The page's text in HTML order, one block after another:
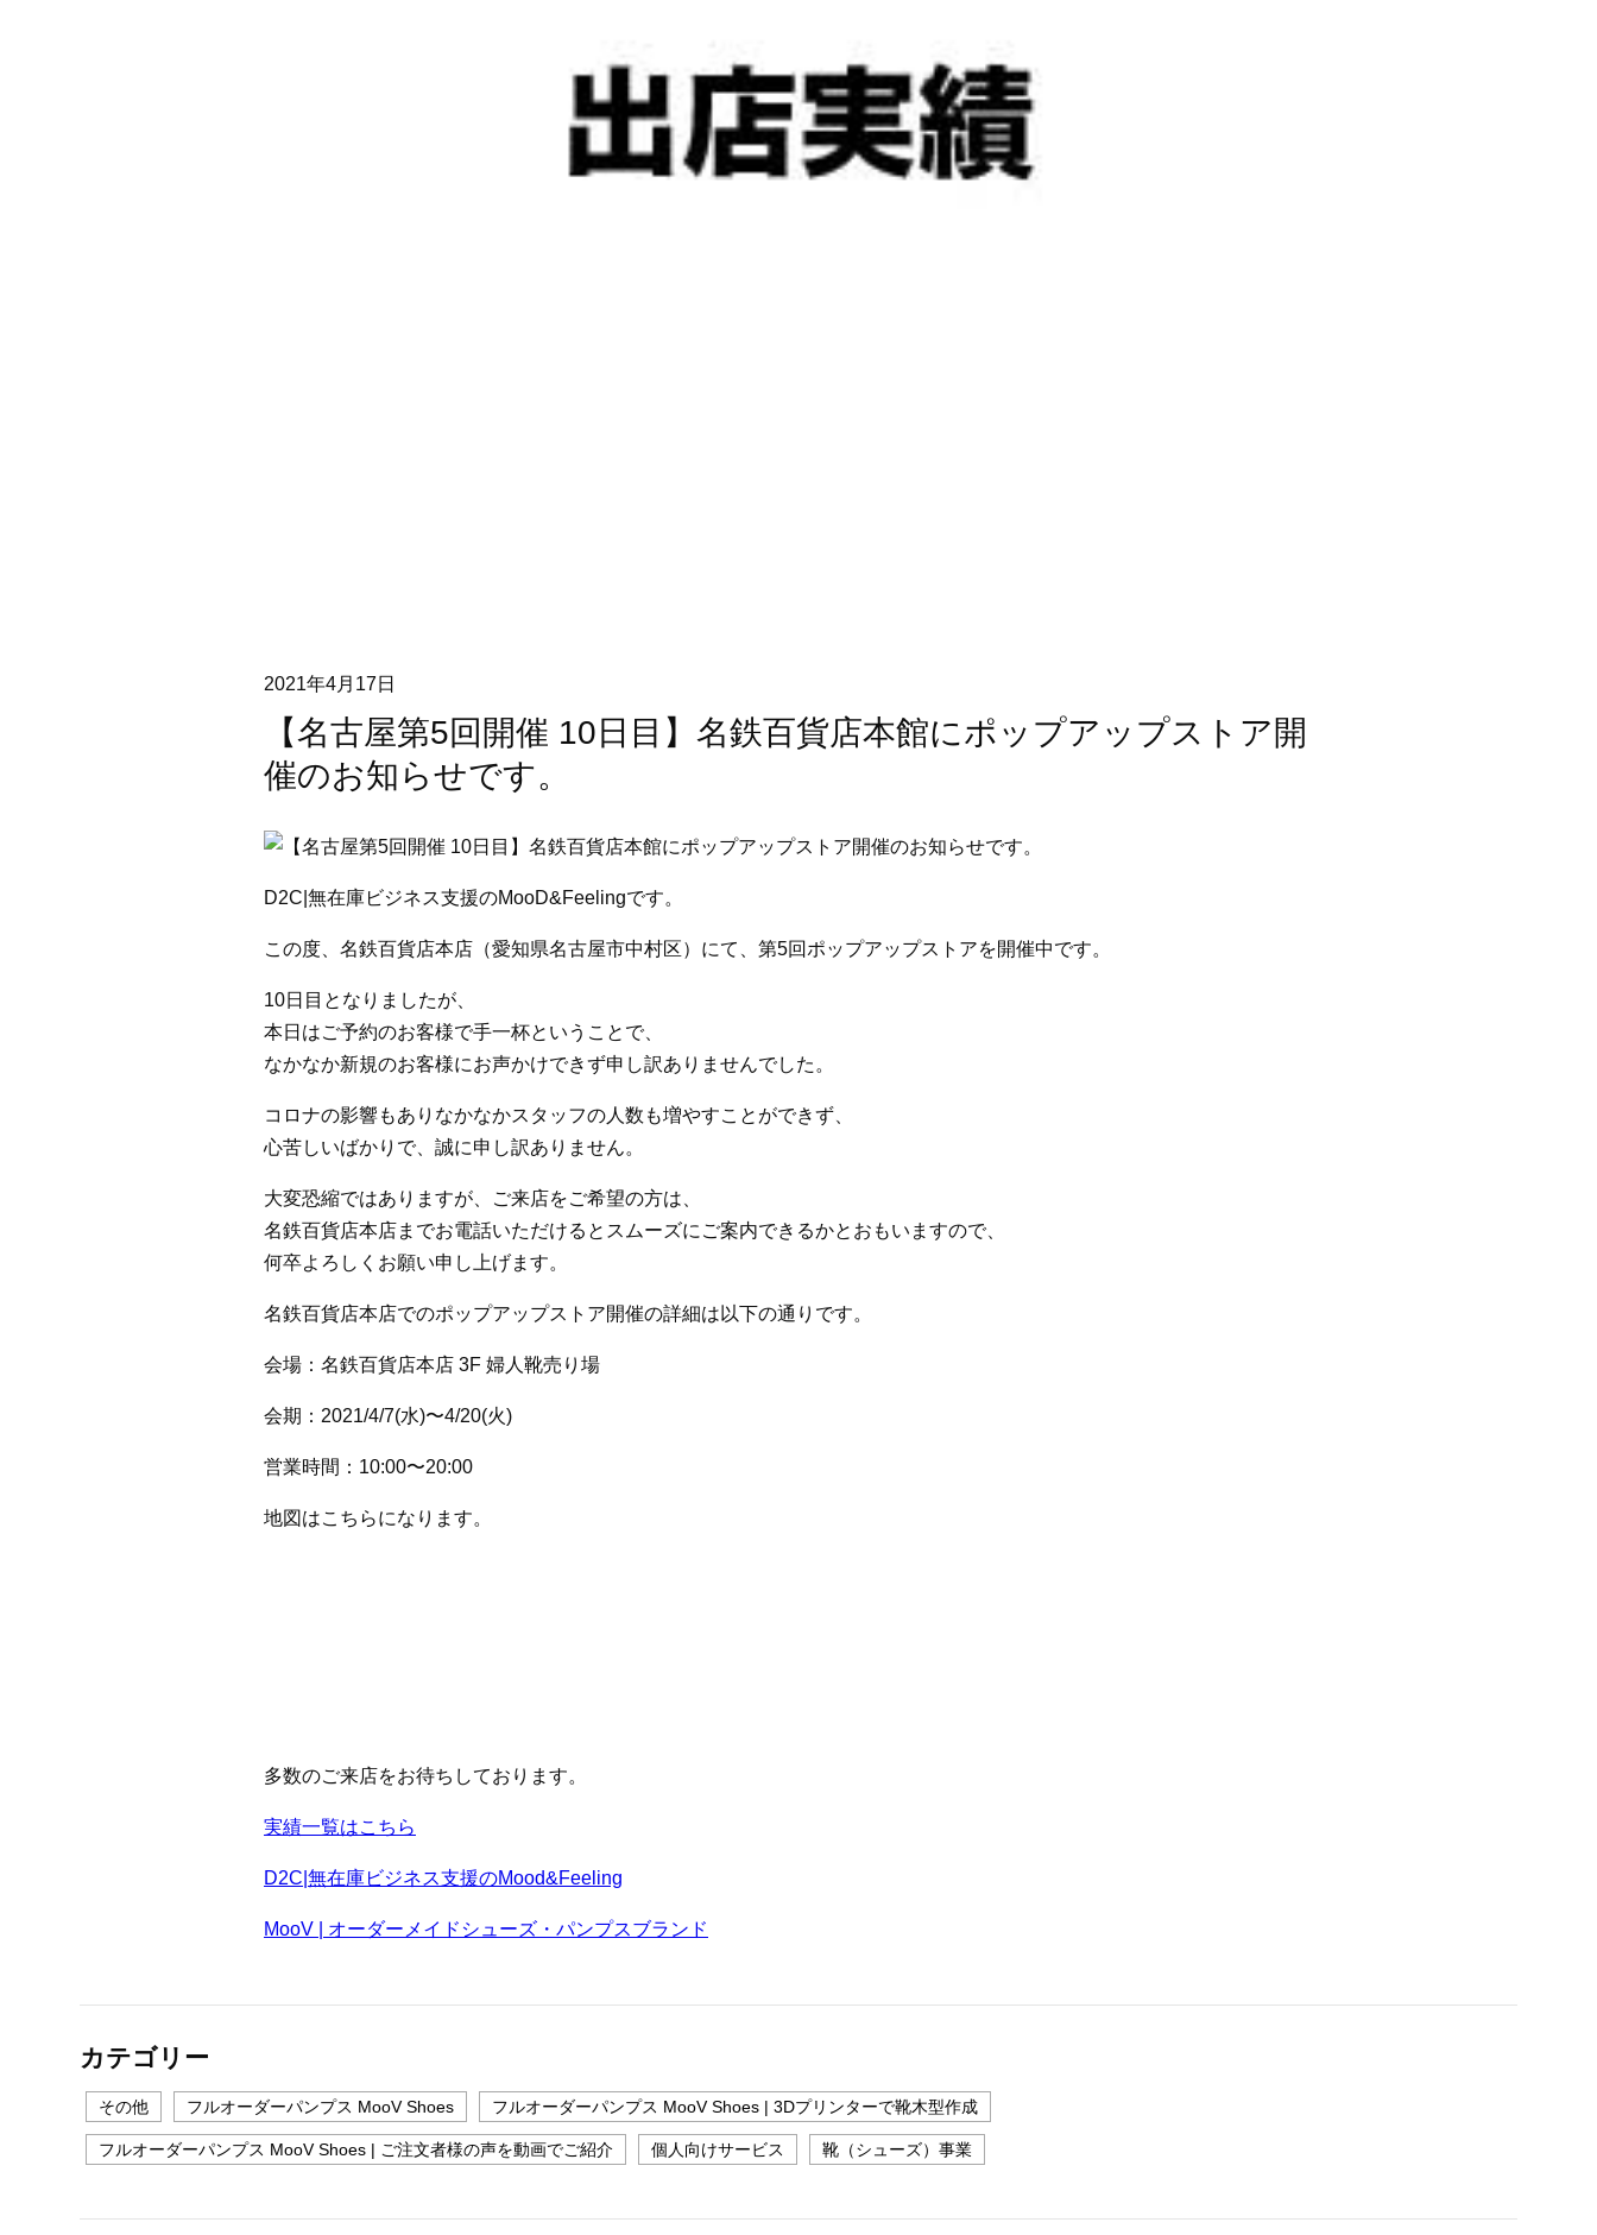
2021年4月17日
【名古屋第5回開催 10日目】名鉄百貨店本館にポップアップストア開
催のお知らせです。
D2C|無在庫ビジネス支援のMooD&Feelingです。
この度、名鉄百貨店本店（愛知県名古屋市中村区）にて、第5回ポップアップストアを開催中です。
10日目となりましたが、
本日はご予約のお客様で手一杯ということで、
なかなか新規のお客様にお声かけできず申し訳ありませんでした。
コロナの影響もありなかなかスタッフの人数も増やすことができず、
心苦しいばかりで、誠に申し訳ありません。
大変恐縮ではありますが、ご来店をご希望の方は、
名鉄百貨店本店までお電話いただけるとスムーズにご案内できるかとおもいますので、
何卒よろしくお願い申し上げます。
名鉄百貨店本店でのポップアップストア開催の詳細は以下の通りです。
会場：名鉄百貨店本店 3F 婦人靴売り場
会期：2021/4/7(水)〜4/20(火)
営業時間：10:00〜20:00
地図はこちらになります。
多数のご来店をお待ちしております。
実績一覧はこちら
D2C|無在庫ビジネス支援のMood&Feeling
MooV | オーダーメイドシューズ・パンプスブランド
カテゴリー
その他 フルオーダーパンプス MooV Shoes フルオーダーパンプス MooV Shoes | 3Dプリンターで靴木型作成
フルオーダーパンプス MooV Shoes | ご注文者様の声を動画でご紹介 個人向けサービス 靴（シューズ）事業